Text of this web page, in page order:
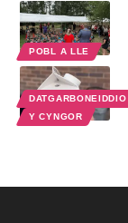
POBL A LLE
Y CYNGOR